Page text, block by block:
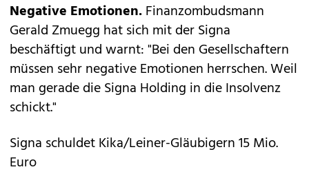
Negative Emotionen.Finanzombudsmann
Gerald Zmuegg hat sich mit der Signa
beschäftigt und warnt: "Bei den Gesellschaftern
müssen sehr negative Emotionen herrschen. Weil
man gerade die Signa Holding in die Insolvenz
schickt."
Signa schuldet Kika/Leiner-Gläubigern 15 Mio.
Euro